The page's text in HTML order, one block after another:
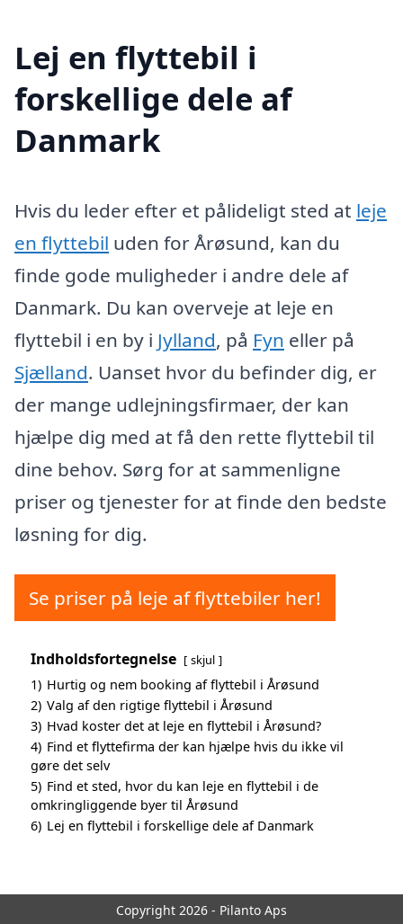
Lej en flyttebil i
forskellige dele af
Danmark
Hvis du leder efter et pålideligt sted at leje
en flyttebil uden for Årøsund, kan du
finde gode muligheder i andre dele af
Danmark. Du kan overveje at leje en
flyttebil i en by i Jylland, på Fyn eller på
Sjælland. Uanset hvor du befinder dig, er
der mange udlejningsfirmaer, der kan
hjælpe dig med at få den rette flyttebil til
dine behov. Sørg for at sammenligne
priser og tjenester for at finde den bedste
løsning for dig.
Se priser på leje af flyttebiler her!
Indholdsfortegnelse skjul
1) Hurtig og nem booking af flyttebil i Årøsund
2) Valg af den rigtige flyttebil i Årøsund
3) Hvad koster det at leje en flyttebil i Årøsund?
4) Find et flyttefirma der kan hjælpe hvis du ikke vil
gøre det selv
5) Find et sted, hvor du kan leje en flyttebil i de
omkringliggende byer til Årøsund
6) Lej en flyttebil i forskellige dele af Danmark
Copyright 2026 - Pilanto Aps